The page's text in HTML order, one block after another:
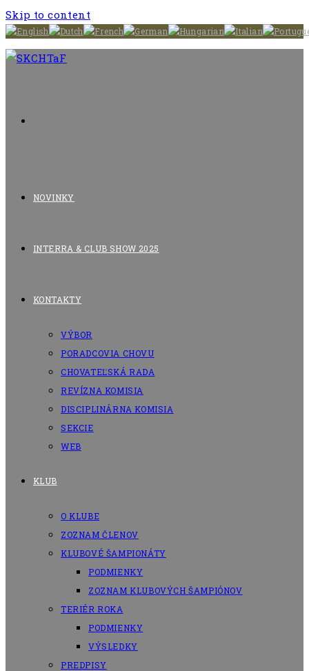
Skip to content
NOVINKY
INTERRA & CLUB SHOW 2025
KONTAKTY
VÝBOR
PORADCOVIA CHOVU
CHOVATEĽSKÁ RADA
REVÍZNA KOMISIA
DISCIPLINÁRNA KOMISIA
SEKCIE
WEB
KLUB
O KLUBE
ZOZNAM ČLENOV
KLUBOVÉ ŠAMPIONÁTY
PODMIENKY
ZOZNAM KLUBOVÝCH ŠAMPIÓNOV
TERIÉR ROKA
PODMIENKY
VÝSLEDKY
PREDPISY